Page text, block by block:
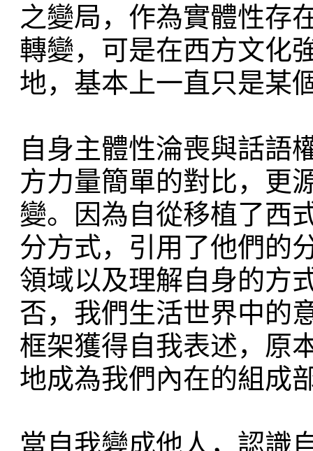
之變局，作為實體性存
轉變，可是在西方文化
地，基本上一直只是某
自身主體性淪喪與話語
方力量簡單的對比，更
變。因為自從移植了西
分方式，引用了他們的
領域以及理解自身的方
否，我們生活世界中的
框架獲得自我表述，原
地成為我們內在的組成
當自我變成他人，認識